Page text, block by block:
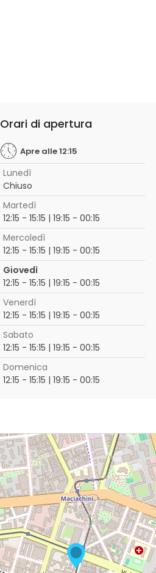
Orari di apertura
Apre alle 12:15
Lunedì
Chiuso
Martedì
12:15 - 15:15 | 19:15 - 00:15
Mercoledì
12:15 - 15:15 | 19:15 - 00:15
Giovedì
12:15 - 15:15 | 19:15 - 00:15
Venerdì
12:15 - 15:15 | 19:15 - 00:15
Sabato
12:15 - 15:15 | 19:15 - 00:15
Domenica
12:15 - 15:15 | 19:15 - 00:15